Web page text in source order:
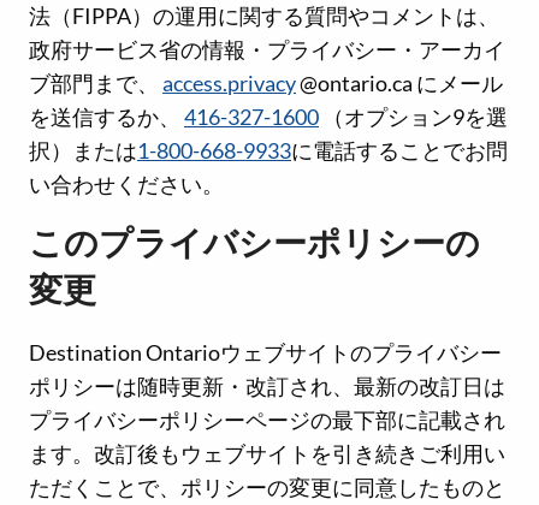
法（FIPPA）の運用に関する質問やコメントは、
政府サービス省の情報・プライバシー・アーカイ
ブ部門まで、 access.privacy@ontario.ca にメール
を送信するか、 416-327-1600 （オプション9を選
択）または1-800-668-9933に電話することでお問
い合わせください。
このプライバシーポリシーの
変更
Destination Ontarioウェブサイトのプライバシー
ポリシーは随時更新・改訂され、最新の改訂日は
プライバシーポリシーページの最下部に記載され
ます。改訂後もウェブサイトを引き続きご利用い
ただくことで、ポリシーの変更に同意したものと